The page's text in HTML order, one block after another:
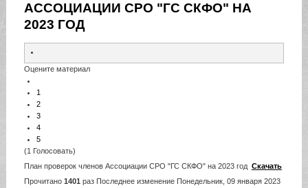
АССОЦИАЦИИ СРО "ГС СКФО" НА
2023 ГОД
Оцените материал
1
2
3
4
5
(1 Голосовать)
План проверок членов Ассоциации СРО "ГС СКФО" на 2023 год Скачать
Прочитано 1401 раз Последнее изменение Понедельник, 09 января 2023